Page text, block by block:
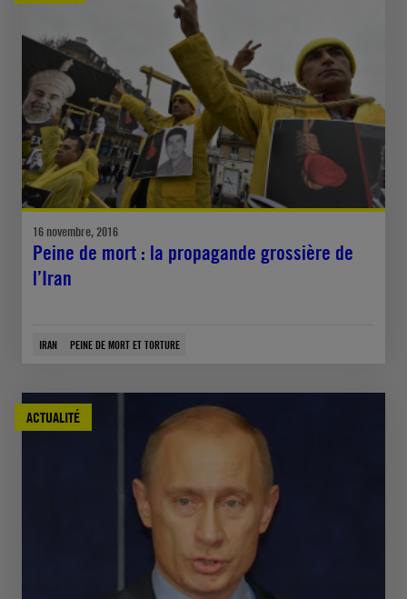
16 novembre, 2016
Peine de mort : la propagande grossière de
l’Iran
IRAN PEINE DE MORT ET TORTURE
ACTUALITÉ